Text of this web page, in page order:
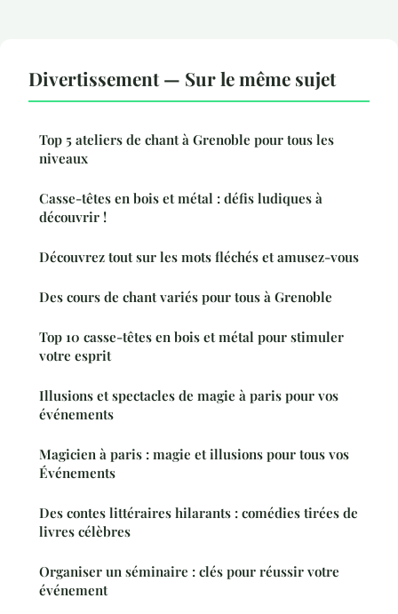
Divertissement — Sur le même sujet
Top 5 ateliers de chant à Grenoble pour tous les
niveaux
Casse-têtes en bois et métal : défis ludiques à
découvrir !
Découvrez tout sur les mots fléchés et amusez-vous
Des cours de chant variés pour tous à Grenoble
Top 10 casse-têtes en bois et métal pour stimuler
votre esprit
Illusions et spectacles de magie à paris pour vos
événements
Magicien à paris : magie et illusions pour tous vos
Événements
Des contes littéraires hilarants : comédies tirées de
livres célèbres
Organiser un séminaire : clés pour réussir votre
événement